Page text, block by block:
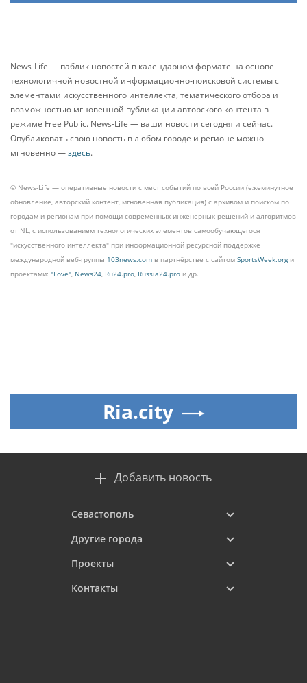
News-Life — паблик новостей в календарном формате на основе
технологичной новостной информационно-поисковой системы с
элементами искусственного интеллекта, тематического отбора и
возможностью мгновенной публикации авторского контента в
режиме Free Public. News-Life — ваши новости сегодня и сейчас.
Опубликовать свою новость в любом городе и регионе можно
мгновенно —здесь.
© News-Life — оперативные новости с мест событий по всей России (ежеминутное
обновление, авторский контент, мгновенная публикация) с архивом и поиском по
городам и регионам при помощи современных инженерных решений и алгоритмов
от NL, с использованием технологических элементов самообучающегося
"искусственного интеллекта" при информационной ресурсной поддержке
международной веб-группы 103news.com в партнёрстве с сайтом SportsWeek.orgи
проектами: "Love", News24, Ru24.pro, Russia24.pro и др.
Ria.city
Добавить новость
Севастополь
Другие города
Проекты
Контакты